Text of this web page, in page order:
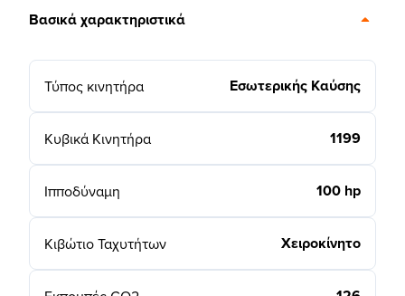
Βασικά χαρακτηριστικά
Τύπος κινητήρα Εσωτερικής Καύσης
Κυβικά Κινητήρα 1199
Ιπποδύναμη 100 hp
Κιβώτιο Ταχυτήτων Χειροκίνητο